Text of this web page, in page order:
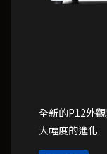
全新的P12外
大幅度的進化